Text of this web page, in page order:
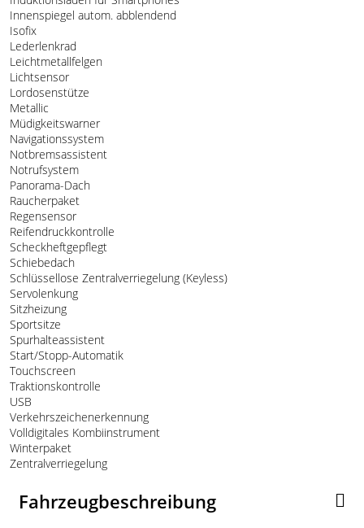
Innenspiegel autom. abblendend
Isofix
Lederlenkrad
Leichtmetallfelgen
Lichtsensor
Lordosenstütze
Metallic
Müdigkeitswarner
Navigationssystem
Notbremsassistent
Notrufsystem
Panorama-Dach
Raucherpaket
Regensensor
Reifendruckkontrolle
Scheckheftgepflegt
Schiebedach
Schlüssellose Zentralverriegelung (Keyless)
Servolenkung
Sitzheizung
Sportsitze
Spurhalteassistent
Start/Stopp-Automatik
Touchscreen
Traktionskontrolle
USB
Verkehrszeichenerkennung
Volldigitales Kombiinstrument
Winterpaket
Zentralverriegelung
Fahrzeugbeschreibung